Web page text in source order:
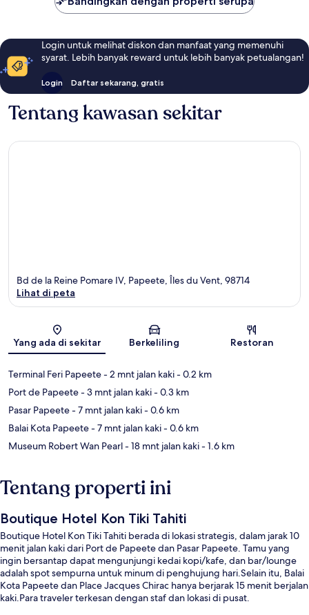
Login untuk melihat diskon dan manfaat yang memenuhi
syarat. Lebih banyak reward untuk lebih banyak petualangan!
Login Daftar sekarang, gratis
Tentang kawasan sekitar
Peta
Bd de la Reine Pomare IV, Papeete, Îles du Vent, 98714
Lihat di peta
Yang ada di sekitar Berkeliling Restoran
Terminal Feri Papeete- 2 mnt jalan kaki- 0.2 km
Port de Papeete- 3 mnt jalan kaki- 0.3 km
Pasar Papeete- 7 mnt jalan kaki- 0.6 km
Balai Kota Papeete- 7 mnt jalan kaki- 0.6 km
Museum Robert Wan Pearl- 18 mnt jalan kaki- 1.6 km
Tentang properti ini
Boutique Hotel Kon Tiki Tahiti
Boutique Hotel Kon Tiki Tahiti berada di lokasi strategis, dalam jarak 10
menit jalan kaki dari Port de Papeete dan Pasar Papeete. Tamu yang
ingin bersantap dapat mengunjungi kedai kopi/kafe, dan bar/lounge
adalah spot sempurna untuk minum di penghujung hari.Selain itu, Balai
Kota Papeete dan Place Jacques Chirac hanya berjarak 15 menit berjalan
kaki.Para traveler terkesan dengan staf dan lokasi di pusat.